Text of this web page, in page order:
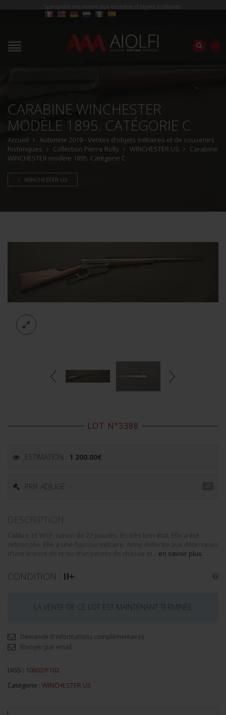
Spécialiste des ventes aux enchères d'objets militaires
CARABINE WINCHESTER
MODÈLE 1895. CATÉGORIE C
Accueil
Automne 2019 - Ventes d'objets militaires et de souvenirs
historiques
Collection Pierre Rolly WINCHESTER US
Carabine
WINCHESTER modèle 1895. Catégorie C
WINCHESTER US
LOT N°3388
ESTIMATION : 1 200.00€
PRIX ADJUGÉ : -
DESCRIPTION
Calibre 35 WCF, canon de 22 pouces. En très bon état. Elle a été
rebronzée. Elle a une hausse militaire. Arme délivrée aux détenteurs
d’une licence de tir ou d’un permis de chasse et... en savoir plus
CONDITION : II+
LA VENTE DE CE LOT EST MAINTENANT TERMINÉE
Demande d'informations complémentaires
Envoyer par email
UGS : 10602/F102
Catégorie : WINCHESTER US